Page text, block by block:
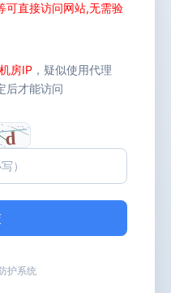
可直接访问网站,无需验
机房IP ，疑似使用代理
后才能访问
护系统